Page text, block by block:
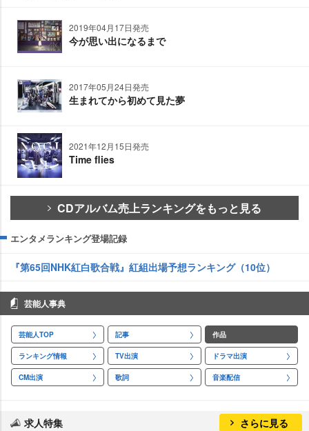
2019年04月17日発売
今が思い出になるまで
2017年05月24日発売
生まれてから初めて見た夢
2021年12月15日発売
Time flies
CDアルバム売上ランキングをもっと見る
エンタメランキング登場記録
『第65回NHK紅白歌合戦』紅組出場予想ランキング（10位）
芸能人事典
芸能人TOP 記事 作品
ランキング情報 TV出演 ドラマ出演
CM出演 歌詞 音楽配信
求人特集 さらに見る